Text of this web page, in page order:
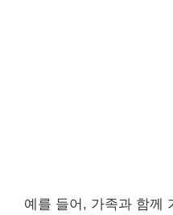
예를 들어, 가족과 함께